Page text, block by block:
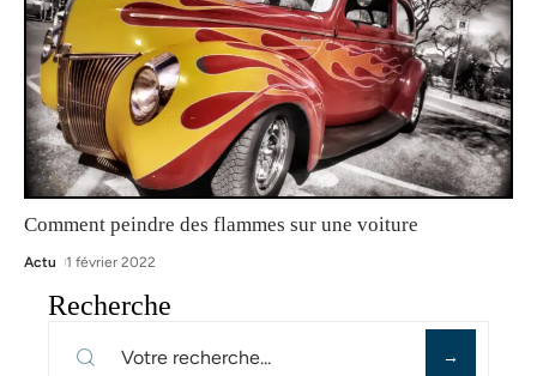
Comment peindre des flammes sur une voiture
Actu 1 février 2022
Recherche